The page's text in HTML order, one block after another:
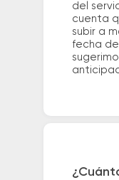
del
cuenta
subir a
fecha